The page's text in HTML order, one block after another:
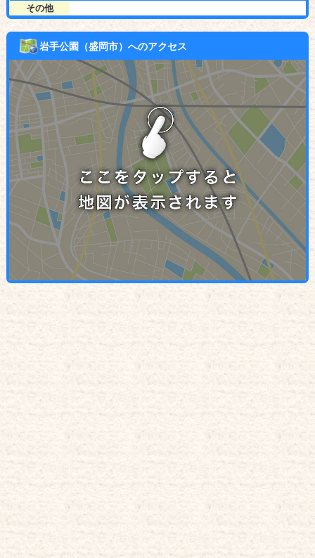
その他
岩手公園（盛岡市）へのアクセス